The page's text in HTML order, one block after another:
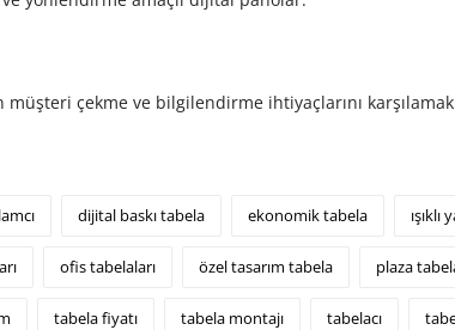
çekme ve bilgilendirme ihtiyaçlarını
dijital baskı tabela ekonomik tabela ışıklı
ofis tabelaları özel tasarım tabela plaza
tabela fiyatı tabela montajı tabelacı